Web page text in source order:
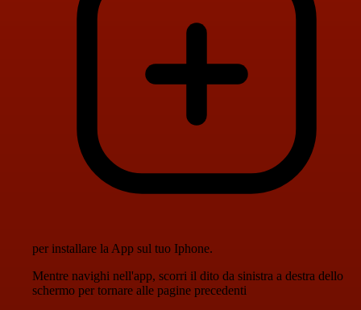
per installare la App sul tuo Iphone.
Mentre navighi nell'app, scorri il dito da sinistra a destra dello
schermo per tornare alle pagine precedenti